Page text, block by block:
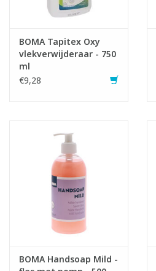
BOMA Tapitex Oxy
vlekverwijderaar - 750
ml
€9,28
BOMA Handsoap Mild -